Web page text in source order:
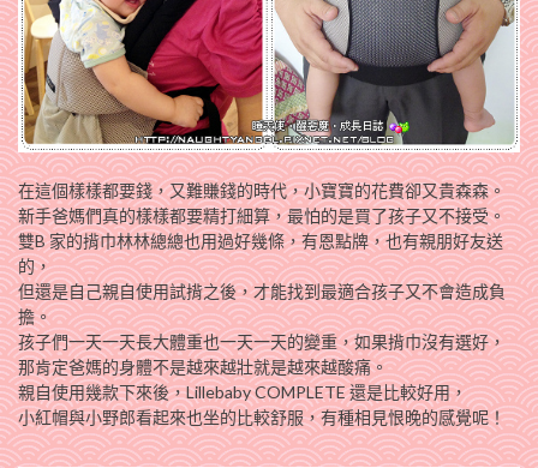
在這個樣樣都要錢，又難賺錢的時代，小寶寶的花費卻又貴森森。
新手爸媽們真的樣樣都要精打細算，最怕的是買了孩子又不接受。
雙B 家的揹巾林林總總也用過好幾條，有恩點牌，也有親朋好友送
的，
但還是自己親自使用試揹之後，才能找到最適合孩子又不會造成負
擔。
孩子們一天一天長大體重也一天一天的變重，如果揹巾沒有選好，
那肯定爸媽的身體不是越來越壯就是越來越酸痛。
親自使用幾款下來後，Lillebaby COMPLETE 還是比較好用，
小紅帽與小野郎看起來也坐的比較舒服，有種相見恨晚的感覺呢！